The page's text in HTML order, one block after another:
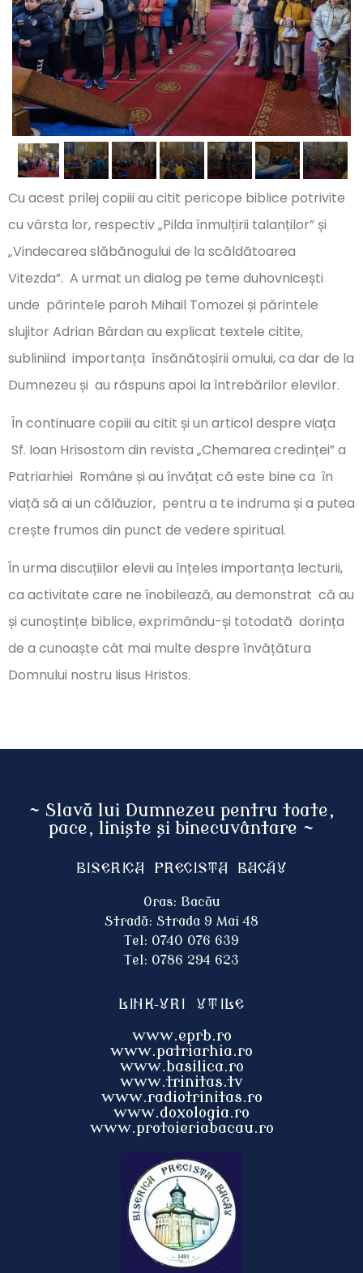
Cu acest prilej copiii au citit pericope biblice potrivite
cu vârsta lor, respectiv „Pilda înmulțirii talanților” și
„Vindecarea slăbănogului de la scăldătoarea
Vitezda”. A urmat un dialog pe teme duhovnicești
unde părintele paroh Mihail Tomozei și părintele
slujitor Adrian Bârdan au explicat textele citite,
subliniind importanța însănătoșirii omului, ca dar de la
Dumnezeu și au răspuns apoi la întrebărilor elevilor.
În continuare copiii au citit și un articol despre viața
Sf. Ioan Hrisostom din revista „Chemarea credinței” a
Patriarhiei Române și au învățat că este bine ca în
viață să ai un călăuzior, pentru a te indruma și a putea
crește frumos din punct de vedere spiritual.
În urma discuțiilor elevii au înțeles importanța lecturii,
ca activitate care ne înobilează, au demonstrat că au
și cunoștințe biblice, exprimându-și totodată dorința
de a cunoaște cât mai multe despre învățătura
Domnului nostru Iisus Hristos.
~ Slavă lui Dumnezeu pentru toate,
pace, liniște și binecuvântare ~
Biserica Precista BACĂU
Oras: Bacău
Stradă: Strada 9 Mai 48
Tel: 0740 076 639
Tel: 0786 294 623
Link-uri utile
www.eprb.ro
www.patriarhia.ro
www.basilica.ro
www.trinitas.tv
www.radiotrinitas.ro
www.doxologia.ro
www.protoieriabacau.ro